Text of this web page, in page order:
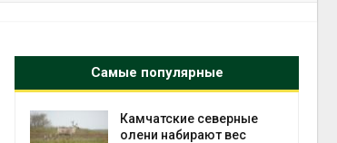
Самые популярные
Камчатские северные
олени набирают вес